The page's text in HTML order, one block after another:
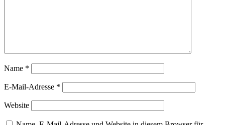
Name *
E-Mail-Adresse *
Website